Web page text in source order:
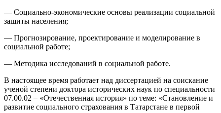
— Социально-экономические основы реализации социальной
защиты населения;
— Прогнозирование, проектирование и моделирование в
социальной работе;
— Методика исследований в социальной работе.
В настоящее время работает над диссертацией на соискание
ученой степени доктора исторических наук по специальности
07.00.02 – «Отечественная история» по теме: «Становление и
развитие социального страхования в Татарстане в первой